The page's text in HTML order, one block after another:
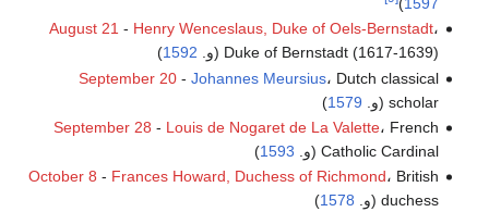
August 21 - Henry Wenceslaus, Duke of Oels-Bernstadt،
Duke of Bernstadt (1617-1639) (و.
1592
)
September 20- Johannes Meursius، Dutch classical
scholar (و.
1579
)
September 28 - Louis de Nogaret de La Valette، French
Catholic Cardinal (و.
1593
)
October 8 - Frances Howard, Duchess of Richmond، British
duchess (و.
1578
)